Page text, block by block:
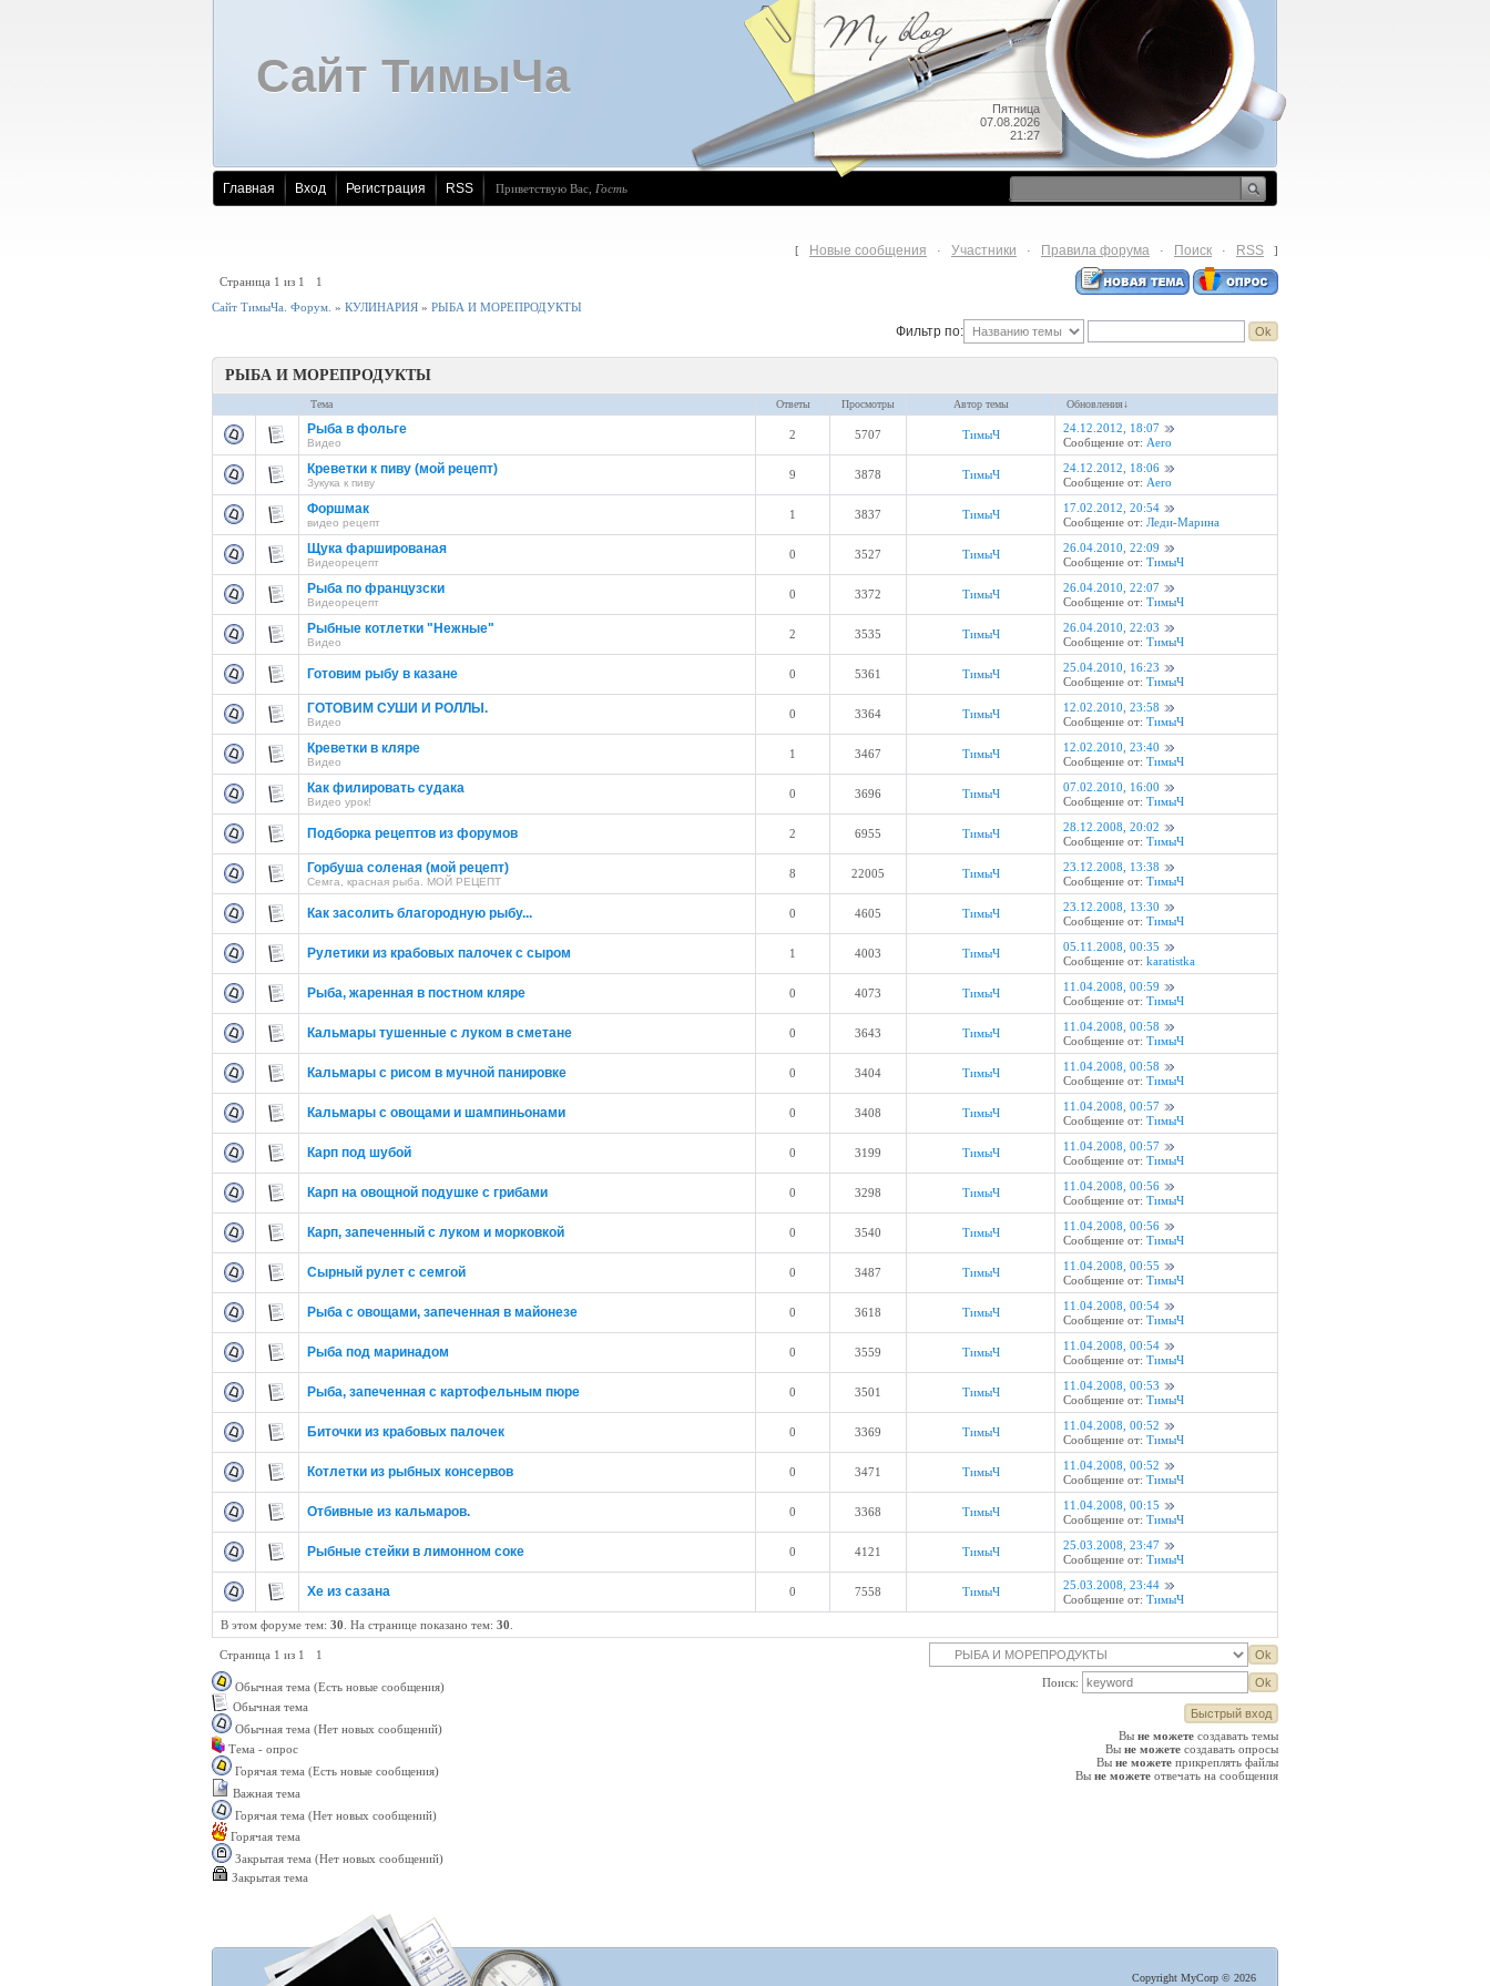
Пятница
07.08.2026
21:27
Сайт ТимыЧа
Главная Вход Регистрация RSS Приветствую Вас Гость
[ Новые сообщения · Участники · Правила форума · Поиск · RSS ]
Страница 1 из 1
1
Сайт ТимыЧа. Форум. » КУЛИНАРИЯ » РЫБА И МОРЕПРОДУКТЫ
Фильтр по:
РЫБА И МОРЕПРОДУКТЫ
Тема Ответы Просмотры Автор темы Обновления↓
Рыба в фольге
Видео
2 5707 ТимыЧ
24.12.2012, 18:07
Сообщение от: Aero
Креветки к пиву (мой рецепт)
Зукука к пиву
9 3878 ТимыЧ
24.12.2012, 18:06
Сообщение от: Aero
Форшмак
видео рецепт
1 3837 ТимыЧ
17.02.2012, 20:54
Сообщение от: Леди-Марина
Щука фаршированая
Видеорецепт
0 3527 ТимыЧ
26.04.2010, 22:09
Сообщение от: ТимыЧ
Рыба по французски
Видеорецепт
0 3372 ТимыЧ
26.04.2010, 22:07
Сообщение от: ТимыЧ
Рыбные котлетки "Нежные"
Видео
2 3535 ТимыЧ
26.04.2010, 22:03
Сообщение от: ТимыЧ
Готовим рыбу в казане 0 5361 ТимыЧ
25.04.2010, 16:23
Сообщение от: ТимыЧ
ГОТОВИМ СУШИ И РОЛЛЫ.
Видео
0 3364 ТимыЧ
12.02.2010, 23:58
Сообщение от: ТимыЧ
Креветки в кляре
Видео
1 3467 ТимыЧ
12.02.2010, 23:40
Сообщение от: ТимыЧ
Как филировать судака
Видео урок!
0 3696 ТимыЧ
07.02.2010, 16:00
Сообщение от: ТимыЧ
Подборка рецептов из форумов 2 6955 ТимыЧ
28.12.2008, 20:02
Сообщение от: ТимыЧ
Горбуша соленая (мой рецепт)
Семга, красная рыба. МОЙ РЕЦЕПТ
8 22005 ТимыЧ
23.12.2008, 13:38
Сообщение от: ТимыЧ
Как засолить благородную рыбу... 0 4605 ТимыЧ
23.12.2008, 13:30
Сообщение от: ТимыЧ
Рулетики из крабовых палочек с сыром 1 4003 ТимыЧ
05.11.2008, 00:35
Сообщение от: karatistka
Рыба, жаренная в постном кляре 0 4073 ТимыЧ
11.04.2008, 00:59
Сообщение от: ТимыЧ
Кальмары тушенные с луком в сметане 0 3643 ТимыЧ
11.04.2008, 00:58
Сообщение от: ТимыЧ
Кальмары с рисом в мучной панировке 0 3404 ТимыЧ
11.04.2008, 00:58
Сообщение от: ТимыЧ
Кальмары с овощами и шампиньонами 0 3408 ТимыЧ
11.04.2008, 00:57
Сообщение от: ТимыЧ
Карп под шубой 0 3199 ТимыЧ
11.04.2008, 00:57
Сообщение от: ТимыЧ
Карп на овощной подушке с грибами 0 3298 ТимыЧ
11.04.2008, 00:56
Сообщение от: ТимыЧ
Карп, запеченный с луком и морковкой 0 3540 ТимыЧ
11.04.2008, 00:56
Сообщение от: ТимыЧ
Сырный рулет с семгой 0 3487 ТимыЧ
11.04.2008, 00:55
Сообщение от: ТимыЧ
Рыба с овощами, запеченная в майонезе 0 3618 ТимыЧ
11.04.2008, 00:54
Сообщение от: ТимыЧ
Рыба под маринадом 0 3559 ТимыЧ
11.04.2008, 00:54
Сообщение от: ТимыЧ
Рыба, запеченная с картофельным пюре 0 3501 ТимыЧ
11.04.2008, 00:53
Сообщение от: ТимыЧ
Биточки из крабовых палочек 0 3369 ТимыЧ
11.04.2008, 00:52
Сообщение от: ТимыЧ
Котлетки из рыбных консервов 0 3471 ТимыЧ
11.04.2008, 00:52
Сообщение от: ТимыЧ
Отбивные из кальмаров. 0 3368 ТимыЧ
11.04.2008, 00:15
Сообщение от: ТимыЧ
Рыбные стейки в лимонном соке 0 4121 ТимыЧ
25.03.2008, 23:47
Сообщение от: ТимыЧ
Хе из сазана 0 7558 ТимыЧ
25.03.2008, 23:44
Сообщение от: ТимыЧ
В этом форуме тем: 30 . На странице показано тем: 30
Страница 1 из 1 1
Обычная тема (Есть новые сообщения)
Обычная тема
Обычная тема (Нет новых сообщений)
Тема - опрос
Горячая тема (Есть новые сообщения)
Важная тема
Горячая тема (Нет новых сообщений)
Горячая тема
Закрытая тема (Нет новых сообщений)
Закрытая тема
Поиск:
Вы не можете создавать темы
Вы не можете создавать опросы
Вы не можете прикреплять файлы
Вы не можете отвечать на сообщения
Copyright MyCorp © 2026